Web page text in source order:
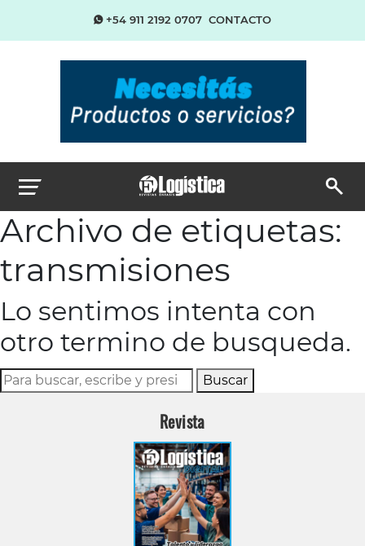
+54 911 2192 0707 CONTACTO
Archivo de etiquetas:
transmisiones
Lo sentimos intenta con
otro termino de busqueda.
Buscar
Revista